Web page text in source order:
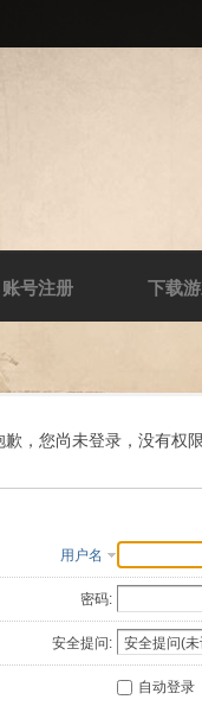
账号注册 下载
歉，您尚未登录，没有权
用户名
密码:
安全提问:
自动登录